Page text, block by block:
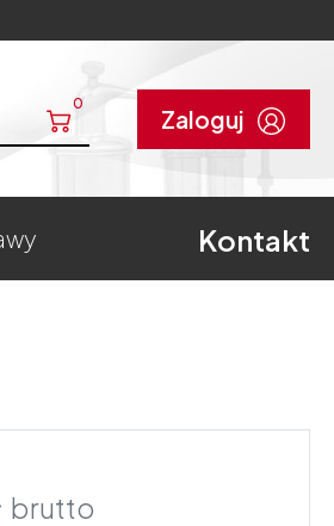
0
Zaloguj
Kontakt
brutto